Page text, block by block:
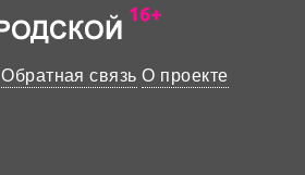
Обратная связь О проекте